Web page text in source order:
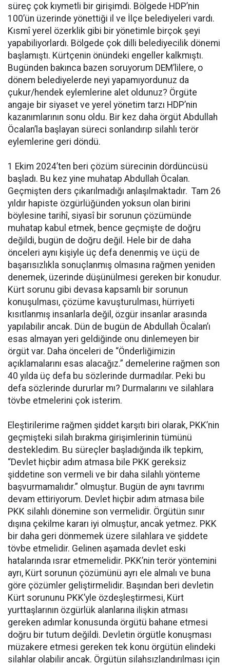
süreç çok kıymetli bir girişimdi. Bölgede HDP’nin
100’ün üzerinde yönettiği il ve İlçe belediyeleri vardı.
Kısmî yerel özerklik gibi bir yönetimle birçok şeyi
yapabiliyorlardı. Bölgede çok dilli belediyecilik dönemi
başlamıştı. Kürtçenin önündeki engeller kalkmıştı.
Bugünden bakınca bazen soruyorum DEM’lilere, o
dönem belediyelerde neyi yapamıyordunuz da
çukur/hendek eylemlerine alet oldunuz? Örgüte
angaje bir siyaset ve yerel yönetim tarzı HDP’nin
kazanımlarının sonu oldu. Bir kez daha örgüt Abdullah
Öcalan’la başlayan süreci sonlandırıp silahlı terör
eylemlerine geri döndü.
1 Ekim 2024’ten beri çözüm sürecinin dördüncüsü
başladı. Bu kez yine muhatap Abdullah Öcalan.
Geçmişten ders çıkarılmadığı anlaşılmaktadır. Tam 26
yıldır hapiste özgürlüğünden yoksun olan birini
böylesine tarihî, siyasî bir sorunun çözümünde
muhatap kabul etmek, bence geçmişte de doğru
değildi, bugün de doğru değil. Hele bir de daha
önceleri aynı kişiyle üç defa denenmiş ve üçü de
başarısızlıkla sonuçlanmış olmasına rağmen yeniden
denemek, üzerinde düşünülmesi gereken bir konudur.
Kürt sorunu gibi devasa kapsamlı bir sorunun
konuşulması, çözüme kavuşturulması, hürriyeti
kısıtlanmış insanlarla değil, özgür insanlar arasında
yapılabilir ancak. Dün de bugün de Abdullah Öcalan’ı
esas almayan yeri geldiğinde onu dinlemeyen bir
örgüt var. Daha önceleri de “Önderliğimizin
açıklamalarını esas alacağız.” demelerine rağmen son
40 yılda üç defa bu sözlerinde durmadılar. Peki bu
defa sözlerinde dururlar mı? Durmalarını ve silahlara
tövbe etmelerini çok isterim.
Eleştirilerime rağmen şiddet karşıtı biri olarak, PKK’nin
geçmişteki silah bırakma girişimlerinin tümünü
destekledim. Bu süreçler başladığında ilk tepkim,
“Devlet hiçbir adım atmasa bile PKK gereksiz
şiddetine son vermeli ve bir daha silahlı yönteme
başvurmamalıdır.” olmuştur. Bugün de aynı tavrımı
devam ettiriyorum. Devlet hiçbir adım atmasa bile
PKK silahlı dönemine son vermelidir. Örgütün sınır
dışına çekilme kararı iyi olmuştur, ancak yetmez. PKK
bir daha geri dönmemek üzere silahlara ve şiddete
tövbe etmelidir. Gelinen aşamada devlet eski
hatalarında ısrar etmemelidir. PKK’nin terör yöntemini
ayrı, Kürt sorunun çözümünü ayrı ele almalı ve buna
göre çözümler geliştirmelidir. Başından beri devletin
Kürt sorununu PKK’yle özdeşleştirmesi, Kürt
yurttaşlarının özgürlük alanlarına ilişkin atması
gereken adımlar konusunda örgütü bahane etmesi
doğru bir tutum değildi. Devletin örgütle konuşması
müzakere etmesi gereken tek konu örgütün elindeki
silahlar olabilir ancak. Örgütün silahsızlandırılması için